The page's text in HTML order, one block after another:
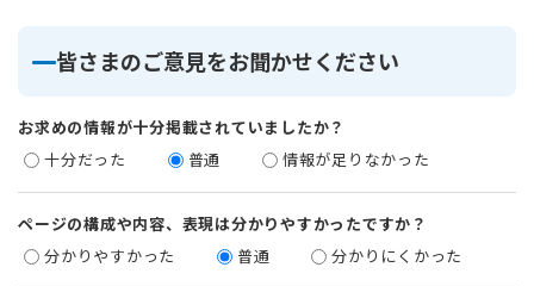
皆さまのご意見をお聞かせください
お求めの情報が十分掲載されていましたか？
十分だった
普通 情報が足りなかった
ページの構成や内容、表現は分かりやすかったですか？
分かりやすかった
普通 分かりにくかった